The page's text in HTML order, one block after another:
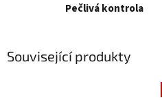
Pečlivá kontrola
Související produkty